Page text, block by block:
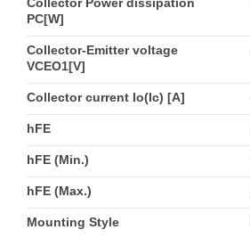
PC[W]
Collector-Emitter voltage
VCEO1[V]
Collector current Io(Ic) [A]
hFE
hFE (Min.)
hFE (Max.)
Mounting Style